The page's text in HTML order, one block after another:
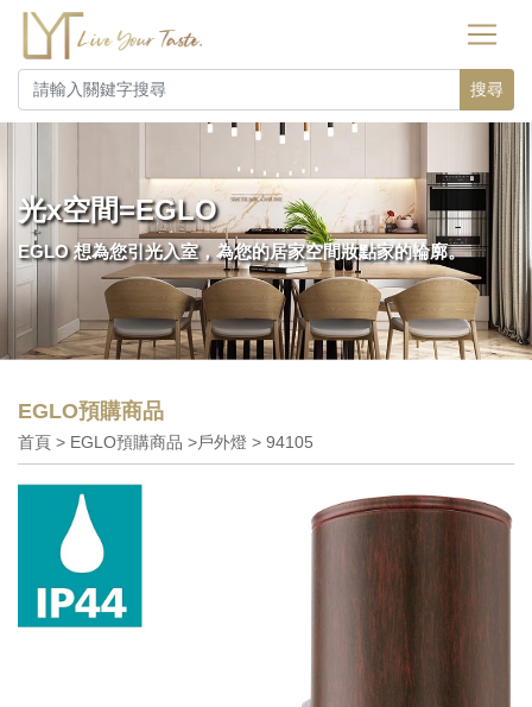
搜尋
光x空間=EGLO
EGLO 想為您引光入室，為您的居家空間妝點家的輪廓。
EGLO預購商品
首頁 > EGLO預購商品 >戶外燈 > 94105